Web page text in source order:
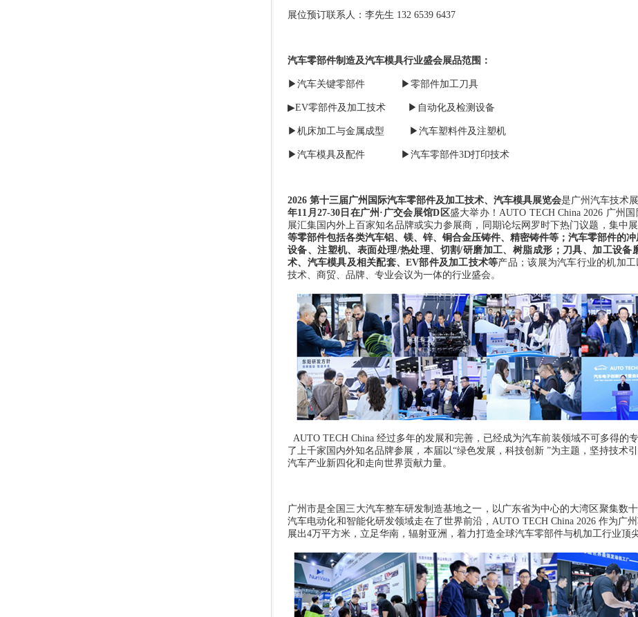
展位预订联系人：李先生 132 6539 6437
汽车零部件制造及汽车模具行业盛会展品范围：
▶汽车关键零部件 ▶零部件加工刀具
▶EV零部件及加工技术 ▶自动化及检测设备
▶机床加工与金属成型 ▶汽车塑料件及注塑机
▶汽车模具及配件 ▶汽车零部件3D打印技术
2026 第十三届广州国际汽车零部件及加工技术、汽车模具展览会是广州汽车技术
年11 月 27-30日在广州 · 广交会展馆D 区盛大举办！AUTO TECH China 2026 广州
展汇集国内外上百家知名品牌或实力参展商，同期论坛网罗时下热门议题，集中
等零部件包括各类汽车铝、镁、锌、铜合金压铸件、精密铸件等；汽车零部件的
设备、注塑机、表面处理/热处理、切割/研磨加工、树脂成形；刀具、加工设备
术、汽车模具及相关配套、EV部件及加工技术等产品；该展为汽车行业的机加
技术、商贸、品牌、专业会议为一体的行业盛会。
AUTO TECH China经过多年的发展和完善，已经成为汽车前装领域不可多得的
了上千家国内外知名品牌参展，本届以“绿色发展，科技创新 ”为主题，坚持技术
汽车产业新四化和走向世界贡献力量。
广州市是全国三大汽车整车研发制造基地之一，以广东省为中心的大湾区聚集数
汽车电动化和智能化研发领域走在了世界前沿，AUTO TECH China 2026 作为广
展出4万平方米，立足华南，辐射亚洲，着力打造全球汽车零部件与机加工行业顶